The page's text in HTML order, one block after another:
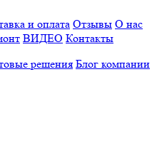
и оплата Отзывы О нас
ВИДЕО Контакты
решения Блог компании